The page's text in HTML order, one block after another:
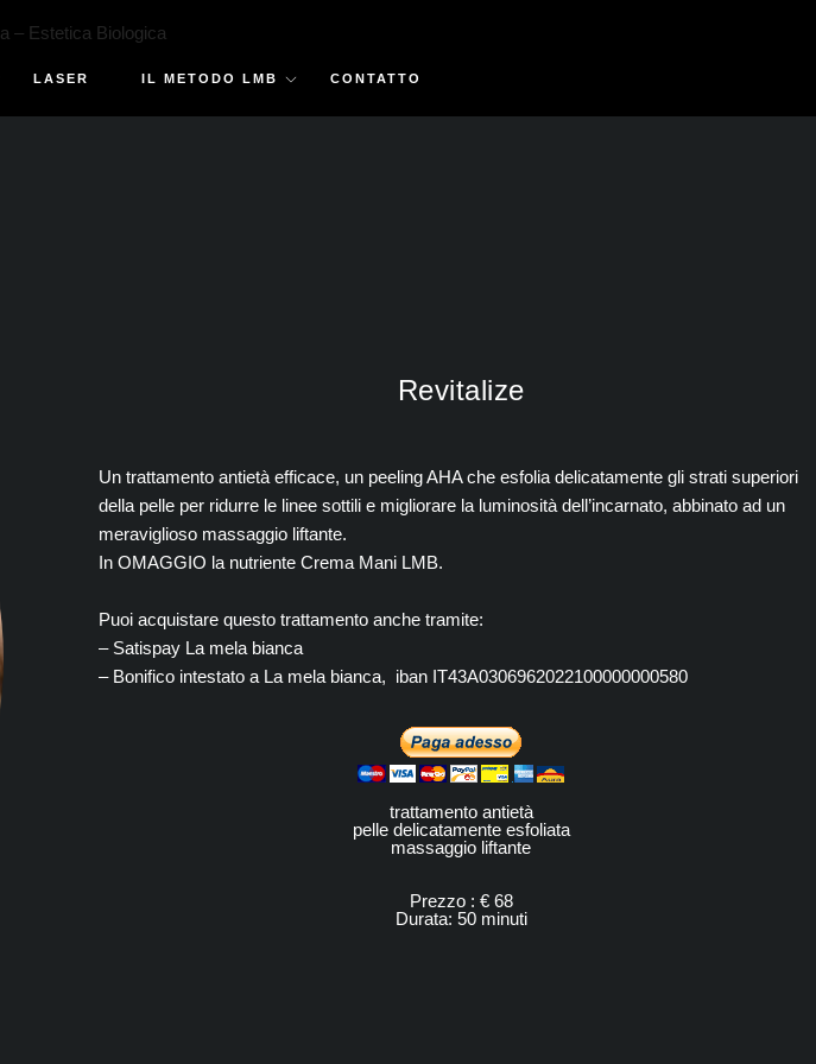
LASER IL METODO LMB CONTATTO
Revitalize
Un trattamento antietà efficace, un peeling AHA che esfolia delicatamente gli strati superiori
della pelle per ridurre le linee sottili e migliorare la luminosità dell’incarnato, abbinato ad un
meraviglioso massaggio liftante.
In OMAGGIO la nutriente Crema Mani LMB.
Puoi acquistare questo trattamento anche tramite:
– Satispay La mela bianca
– Bonifico intestato a La mela bianca, iban IT43A0306962022100000000580
trattamento antietà
pelle delicatamente esfoliata
massaggio liftante
Prezzo : € 68
Durata: 50 minuti